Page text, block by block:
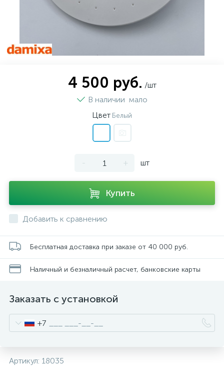
4 500 руб. /шт
В наличии мало
Цвет Белый
- + шт
Купить
Добавить к сравнению
Бесплатная доставка при заказе от 40 000 руб.
Наличный и безналичный расчет, банковские карты
Заказать с установкой
+7
Артикул: 18035